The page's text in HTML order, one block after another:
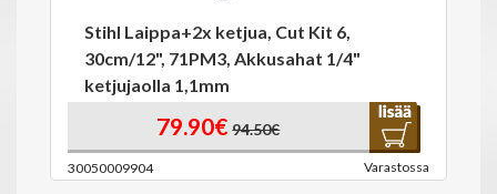
Stihl Laippa+2x ketjua, Cut Kit 6,
30cm/12", 71PM3, Akkusahat 1/4"
ketjujaolla 1,1mm
79.90€ 94.50€
30050009904 Varastossa